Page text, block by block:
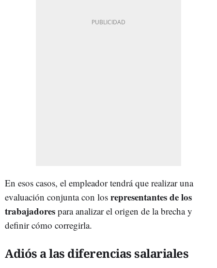
En esos casos, el empleador tendrá que realizar una
evaluación conjunta con los representantes de los
trabajadores para analizar el origen de la brecha y
definir cómo corregirla.
Adiós a las diferencias salariales